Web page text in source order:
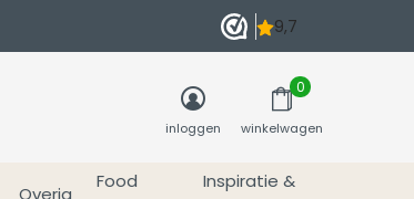
Overig
Food
Inspiratie &
inloggen winkelwagen
0